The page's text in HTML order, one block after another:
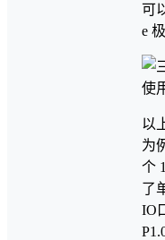
可
e
以
为
个
了
IO